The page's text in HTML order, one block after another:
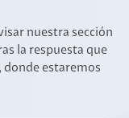
nuestra sección
la respuesta que
donde estaremos